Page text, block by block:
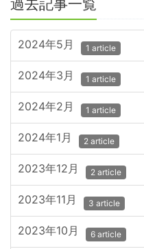
過去記事一覧
2024年5月 1 article
2024年3月 1 article
2024年2月 1 article
2024年1月 2 article
2023年12月 2 article
2023年11月 3 article
2023年10月 6 article